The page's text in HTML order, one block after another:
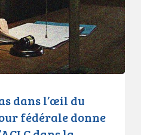
dans l’œil du
fédérale donne